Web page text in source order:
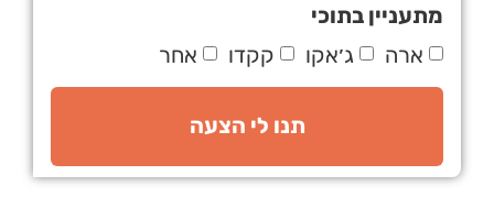
מתעניין בתוכי
ארה
ג׳אקו קקדו אחר
תנו לי הצעה